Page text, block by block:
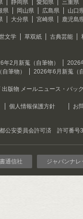
静岡県 愛知県
三重県
県 岡山県 広島県
山口
大分県 宮崎県
鹿児島
文学 草双紙 古典芸能
年2月新蒐（自筆物）
2026
筆物）
2026年6月新蒐（
出版物 メールニュース・バッ
個人情報保護方針
お
公安委員会許可済 許可番号
通信社 ジャパンナレ